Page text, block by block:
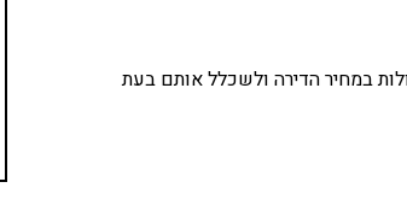
במחיר הדירה ולשכלל אותם בעת